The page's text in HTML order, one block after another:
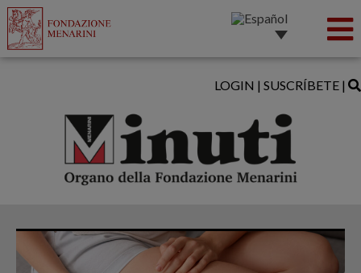
LOGIN | SUSCRÍBETE |